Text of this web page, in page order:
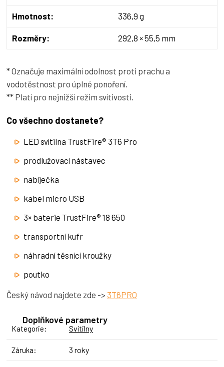
Hmotnost: 336,9 g
Rozměry: 292,8 × 55,5 mm
* Označuje maximální odolnost proti prachu a
vodotěstnost pro úplné ponoření.
** Platí pro nejnižší režim svítivosti.
Co všechno dostanete?
LED svítilna TrustFire® 3T6 Pro
prodlužovací nástavec
nabíječka
kabel micro USB
3× baterie TrustFire® 18 650
transportní kufr
náhradní těsnící kroužky
poutko
Český návod najdete zde -> 3T6PRO
Doplňkové parametry
Kategorie: Svítilny
Záruka: 3 roky